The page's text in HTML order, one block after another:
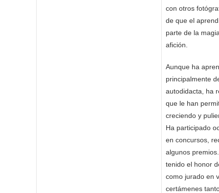
con otros
de que el
parte de la
afición.
Aunque ha
principalmente
autodidacta, ha
que le han
creciendo y
Ha participado
en concursos,
algunos
tenido el honor
como jurado en
certámenes